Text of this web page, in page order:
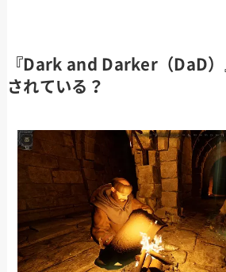
『Dark and Darker（DaD）
されている？